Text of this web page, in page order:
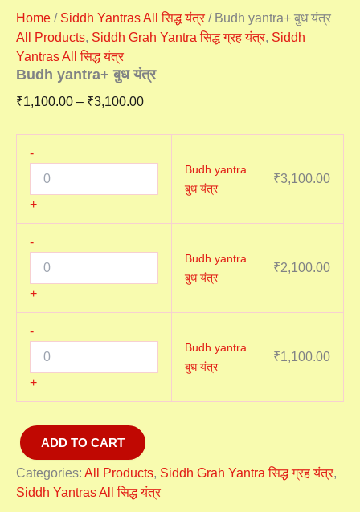
Home / Siddh Yantras All सिद्ध यंत्र/ Budh yantra+ बुध यंत्र
All Products, Siddh Grah Yantra सिद्ध ग्रह यंत्र, Siddh
Yantras All सिद्ध यंत्र
Budh yantra+ बुध यंत्र
₹1,100.00 – ₹3,100.00
-
+
Budh yantra
बुध यंत्र
₹3,100.00
-
+
Budh yantra
बुध यंत्र
₹2,100.00
-
+
Budh yantra
बुध यंत्र
₹1,100.00
ADD TO CART
Categories: All Products, Siddh Grah Yantra सिद्ध ग्रह यंत्र,
Siddh Yantras All सिद्ध यंत्र